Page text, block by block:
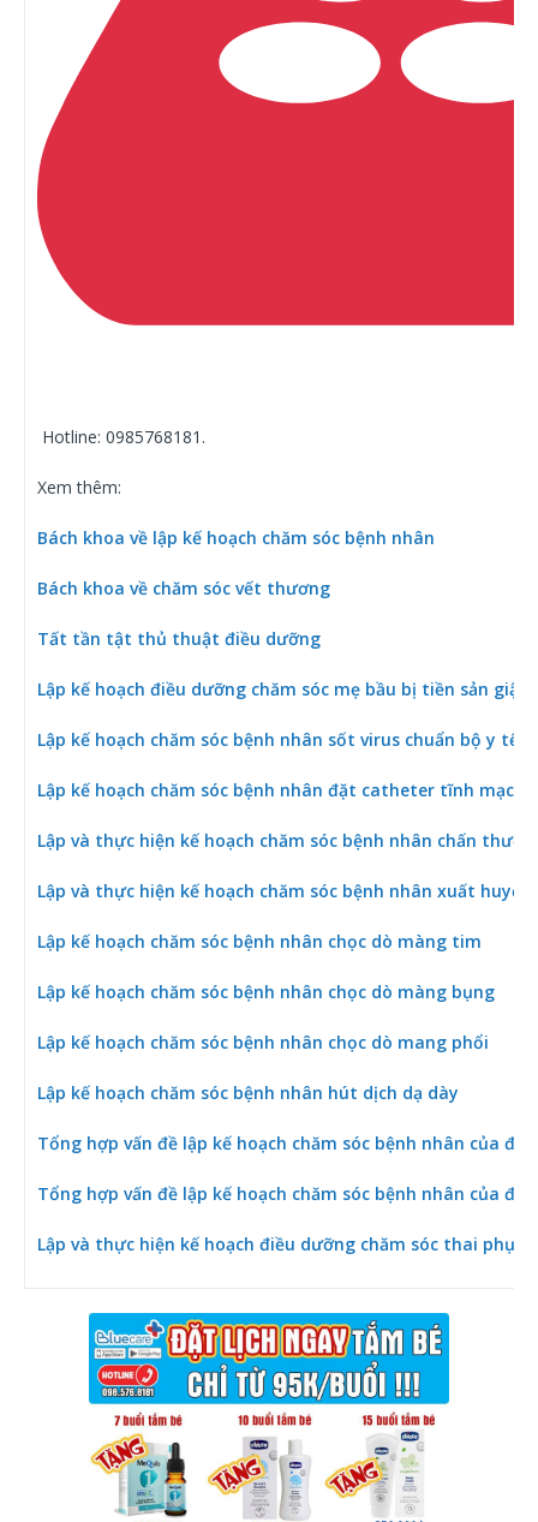
Hotline: 0985768181.
Xem thêm:
Bách khoa về lập kế hoạch chăm sóc bệnh nhân
Bách khoa về chăm sóc vết thương
Tất tần tật thủ thuật điều dưỡng
Lập kế hoạch điều dưỡng chăm sóc mẹ bầu bị tiền sản giật
Lập kế hoạch chăm sóc bệnh nhân sốt virus chuẩn bộ y tế
Lập kế hoạch chăm sóc bệnh nhân đặt catheter tĩnh mạch
Lập và thực hiện kế hoạch chăm sóc bệnh nhân chấn
Lập và thực hiện kế hoạch chăm sóc bệnh nhân xuất huyết
Lập kế hoạch chăm sóc bệnh nhân chọc dò màng tim
Lập kế hoạch chăm sóc bệnh nhân chọc dò màng bụng
Lập kế hoạch chăm sóc bệnh nhân chọc dò mang phổi
Lập kế hoạch chăm sóc bệnh nhân hút dịch dạ dày
Tổng hợp vấn đề lập kế hoạch chăm sóc bệnh nhân của
Tổng hợp vấn đề lập kế hoạch chăm sóc bệnh nhân của
Lập và thực hiện kế hoạch điều dưỡng chăm sóc thai phụ